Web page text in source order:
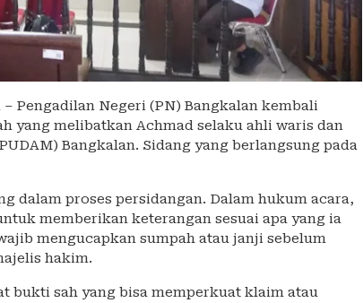
– Pengadilan Negeri (PN) Bangkalan kembali
yang melibatkan Achmad selaku ahli waris dan
Bangkalan. Sidang yang berlangsung pada
dalam proses persidangan. Dalam hukum acara,
memberikan keterangan sesuai apa yang ia
mengucapkan sumpah atau janji sebelum
hakim.
bukti sah yang bisa memperkuat klaim atau